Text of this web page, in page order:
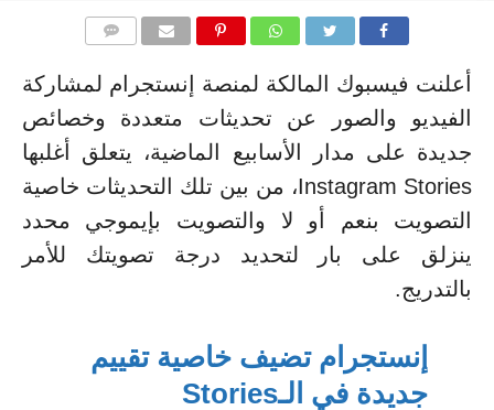
أعلنت فيسبوك المالكة لمنصة إنستجرام لمشاركة
الفيديو والصور عن تحديثات متعددة وخصائص
جديدة على مدار الأسابيع الماضية، يتعلق أغلبها
Instagram Stories، من بين تلك التحديثات خاصية
التصويت بنعم أو لا والتصويت بإيموجي محدد
ينزلق على بار لتحديد درجة تصويتك للأمر
بالتدريج.
إنستجرام تضيف خاصية تقييم
جديدة في الـStories